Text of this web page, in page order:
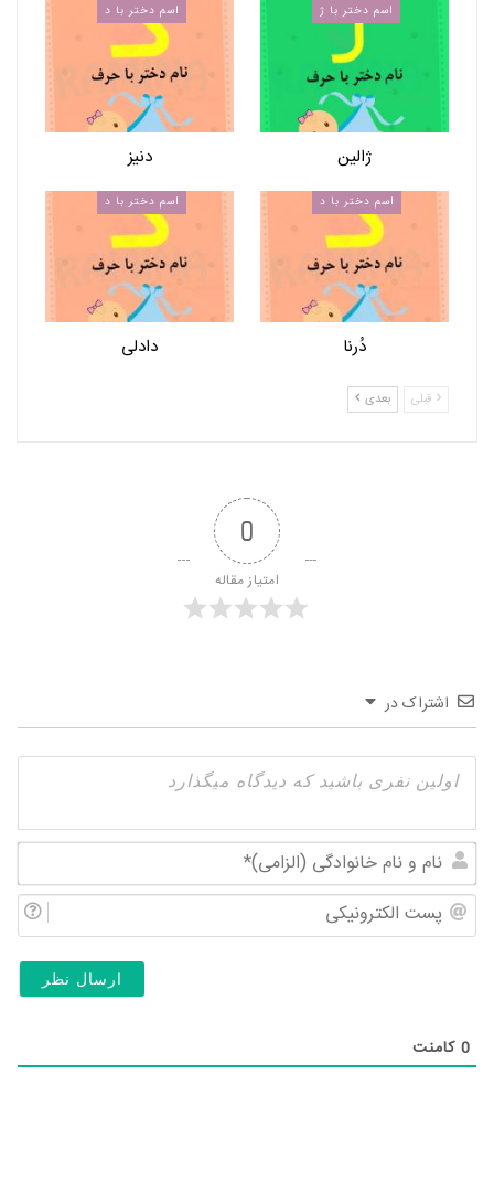
اسم دختر با ژ
ژالین
اسم دختر با د
دنیز
اسم دختر با د
دُرنا
اسم دختر با د
دادلی
قبلی بعدی
0
امتیاز مقاله
اشتراک در
و
0 کامنت